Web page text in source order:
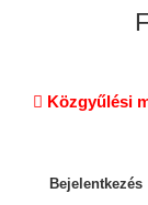
Közgyűlési
Bejelentkezés